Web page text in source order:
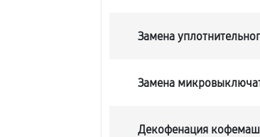
Замена
Замена
Декофенация